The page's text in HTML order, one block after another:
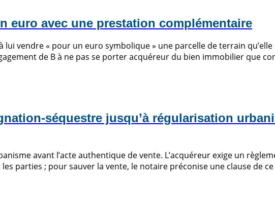
euro avec une prestation complémentaire
lui vendre « pour un euro symbolique » une parcelle de terrain
de B à ne pas se porter acquéreur du bien immobilier que
séquestre jusqu’à régularisation
avant l’acte authentique de vente. L’acquéreur exige un
parties ; pour sauver la vente, le notaire préconise une clause de